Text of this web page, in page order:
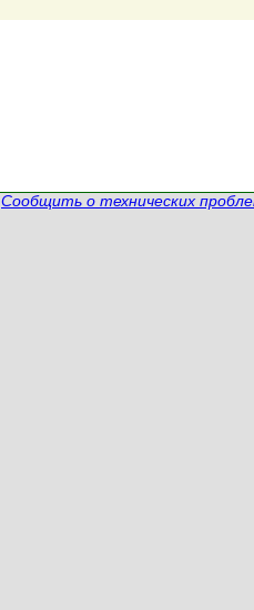
Сообщить о технических